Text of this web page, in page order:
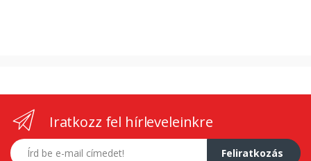
Iratkozz fel hírleveleinkre
E-mail címed
Feliratkozás